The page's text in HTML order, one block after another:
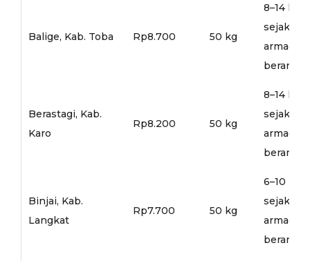
Balige, Kab. Toba Rp8.700 50 kg
8–14 hari
sejak
armada
Berastagi, Kab.
Karo
Rp8.200 50 kg
8–14 hari
sejak
armada
Binjai, Kab.
Langkat
Rp7.700 50 kg
6–10 hari
sejak
armada